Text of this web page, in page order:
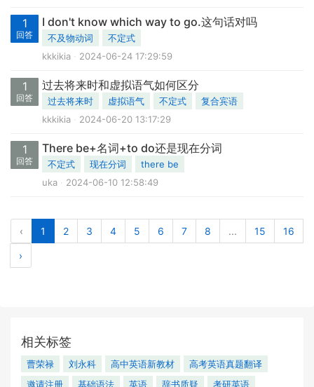
1
回答
I don't know which way to go.这句话对吗
不及物动词
不定式
kkkikia
2024-06-24 17:29:59
1
回答
过去将来时和虚拟语气如何区分
过去将来时 虚拟语气 不定式
复合宾语
kkkikia
2024-06-20 13:17:29
1
回答
There be+名词+to do还是现在分词
不定式 现在分词
there be
uka
2024-06-10 12:58:49
‹ 1 2 3 4 5 6 7 8 ... 15 16
›
相关标签
曹荣禄 刘永科 高中英语新教材
高考英语真题翻译
邀请注册
基础语法 英语 辞书质疑 考研英语